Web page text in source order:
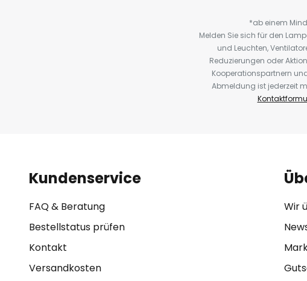
*ab einem
Melden Sie sich für den
und Leuchten,
Reduzierungen oder
Kooperationspartnern
Abmeldung ist jederzeit
Kundenservice
FAQ & Beratung
Bestellstatus prüfen
Kontakt
Versandkosten
Wir